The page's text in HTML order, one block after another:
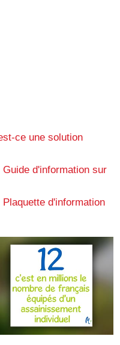
ce une solution
d'information sur
d'information